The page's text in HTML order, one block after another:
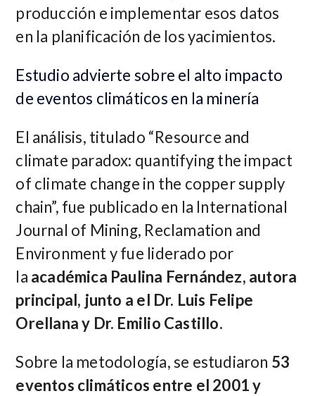
producción e implementar esos datos
en la planificación de los yacimientos.
Estudio advierte sobre el alto impacto
de eventos climáticos en la minería
El análisis, titulado “Resource and
climate paradox: quantifying the impact
of climate change in the copper supply
chain”, fue publicado en la International
Journal of Mining, Reclamation and
Environment y fue liderado por
la académica Paulina Fernández, autora
principal, junto a el Dr. Luis Felipe
Orellana y Dr. Emilio Castillo.
Sobre la metodología, se estudiaron 53
eventos climáticos entre el 2001 y